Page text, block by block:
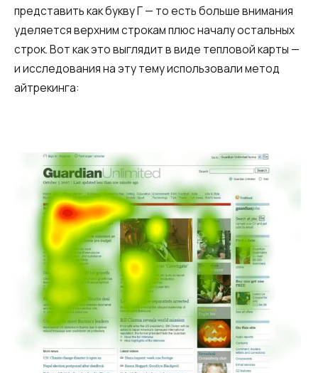
представить как букву Г — то есть больше внимания
уделяется верхним строкам плюс началу остальных
строк. Вот как это выглядит в виде тепловой карты —
и исследования на эту тему использовали метод
айтрекинга: